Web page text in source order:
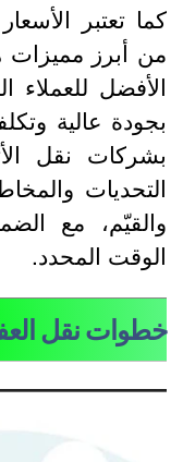
تعتبر الأسعار
أبرز مميزات
للعملاء
عالية
نقل
والمخاطر
مع
المحدد.
نقل